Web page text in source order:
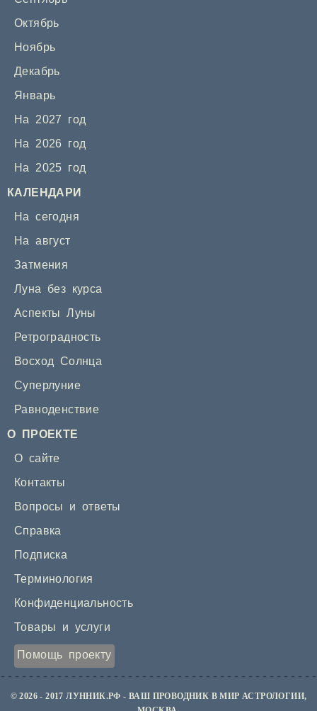
Октябрь
Ноябрь
Декабрь
Январь
На 2027 год
На 2026 год
На 2025 год
КАЛЕНДАРИ
На сегодня
На август
Затмения
Луна без курса
Аспекты Луны
Ретроградность
Восход Солнца
Суперлуние
Равноденствие
О ПРОЕКТЕ
О сайте
Контакты
Вопросы и ответы
Справка
Подписка
Терминология
Конфиденциальность
Товары и услуги
Помощь проекту
© 2026 - 2017 ЛУННИК.РФ - ВАШ ПРОВОДНИК В МИР АСТРОЛОГИИ,